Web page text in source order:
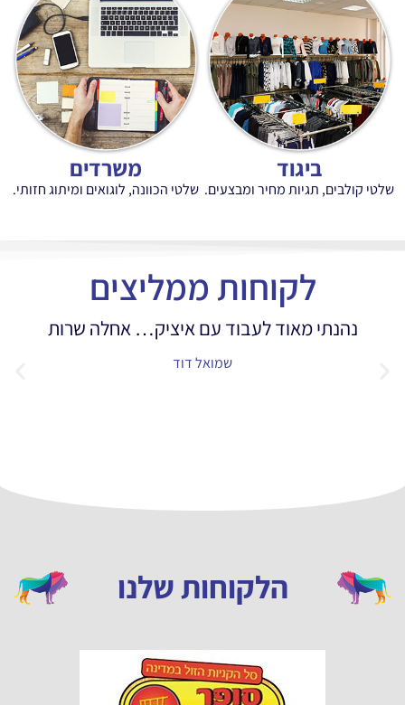
מחיר ומבצעים. שלטי הכוונה, לוגואים ומיתוג חזותי.
ממליצים
לעבוד עם איציק… אחלה שרות
הגעתי
הלקוחות שלנו